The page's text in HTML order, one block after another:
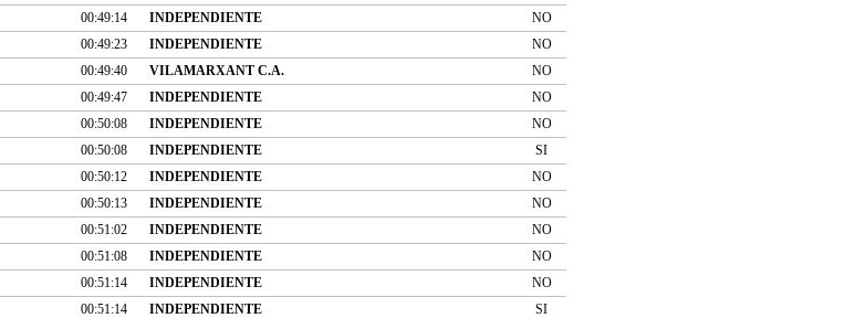
00:49:14 INDEPENDIENTE
NO
00:49:23 INDEPENDIENTE
NO
00:49:40 VILAMARXANT C.A.
NO
00:49:47 INDEPENDIENTE
NO
00:50:08 INDEPENDIENTE
NO
00:50:08 INDEPENDIENTE
SI
00:50:12 INDEPENDIENTE
NO
00:50:13 INDEPENDIENTE
NO
00:51:02 INDEPENDIENTE
NO
00:51:08 INDEPENDIENTE
NO
00:51:14 INDEPENDIENTE
NO
00:51:14 INDEPENDIENTE
SI